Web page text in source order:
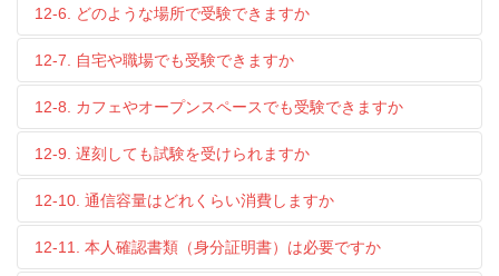
12-6. どのような場所で受験できますか
12-7. 自宅や職場でも受験できますか
12-8. カフェやオープンスペースでも受験できますか
12-9. 遅刻しても試験を受けられますか
12-10. 通信容量はどれくらい消費しますか
12-11. 本人確認書類（身分証明書）は必要ですか